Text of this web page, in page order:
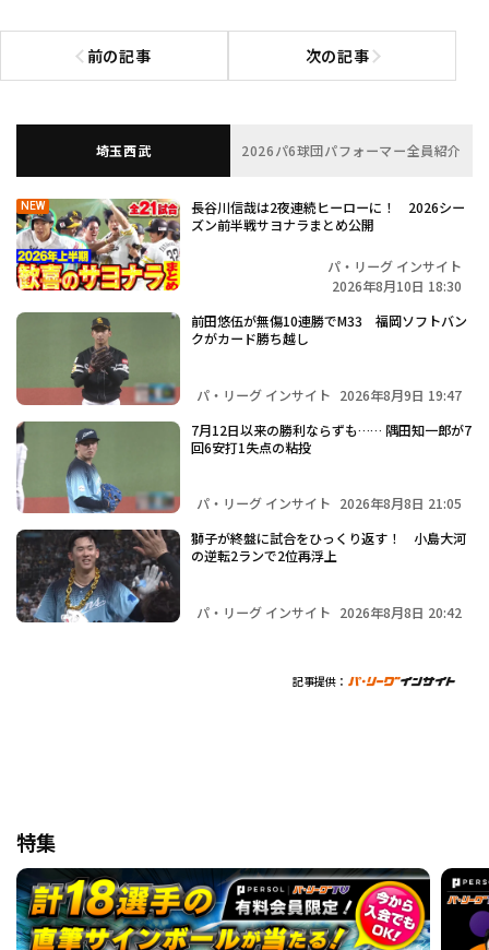
前の記事
前の記事へ 次の記事次の記事へ
埼玉西武 2026パ6球団パフォーマー全員紹介
NEW
長谷川信哉は2夜連続ヒーローに！ 2026シー
ズン前半戦サヨナラまとめ公開
パ・リーグ インサイト
2026年8月10日 18:30
前田悠伍が無傷10連勝でM33 福岡ソフトバン
クがカード勝ち越し
パ・リーグ インサイト 2026年8月9日 19:47
7月12日以来の勝利ならずも…… 隅田知一郎が7
回6安打1失点の粘投
パ・リーグ インサイト 2026年8月8日 21:05
獅子が終盤に試合をひっくり返す！ 小島大河
の逆転2ランで2位再浮上
パ・リーグ インサイト 2026年8月8日 20:42
記事提供：
特集